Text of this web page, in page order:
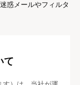
惑メールやフィルタ
て